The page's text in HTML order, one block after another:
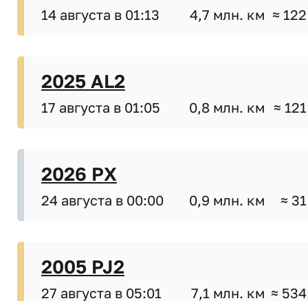
14 августа в 01:13 4,7 млн. км ≈
2025 AL2
17 августа в 01:05 0,8 млн. км ≈
2026 PX
24 августа в 00:00 0,9 млн. км ≈
2005 PJ2
27 августа в 05:01 7,1 млн. км ≈